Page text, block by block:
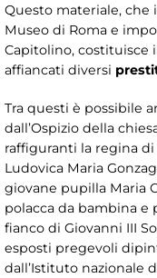
Questo materiale,
Museo di Roma e
Capitolino, costituisce
affiancati diversi
Tra questi è possibile
dall’Ospizio della
raffiguranti la regina
Ludovica Maria
giovane pupilla Maria
polacca da bambina e
fianco di Giovanni III
esposti pregevoli
dall’Istituto nazionale